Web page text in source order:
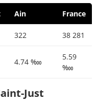
Ain France
322 38 281
4.74 ‱
5.59
‱
Just